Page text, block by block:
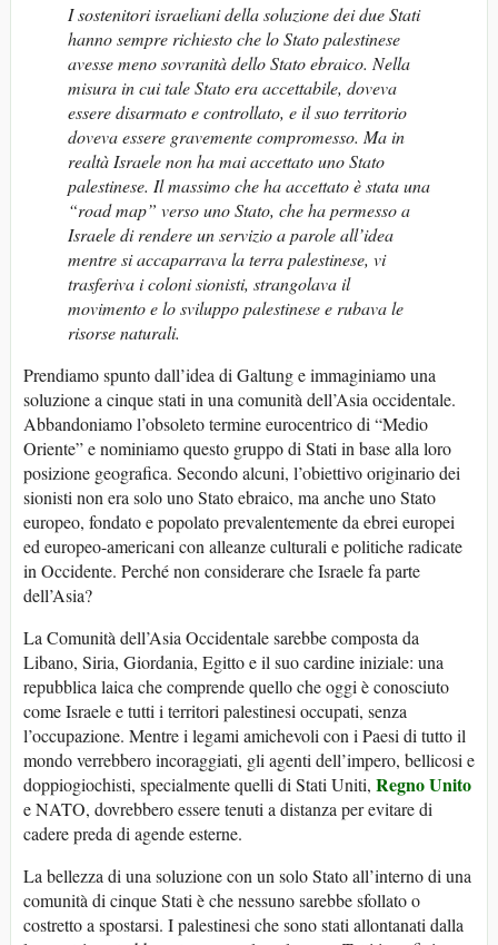
I sostenitori israeliani della soluzione dei due Stati
hanno sempre richiesto che lo Stato palestinese
avesse meno sovranità dello Stato ebraico. Nella
misura in cui tale Stato era accettabile, doveva
essere disarmato e controllato, e il suo territorio
doveva essere gravemente compromesso. Ma in
realtà Israele non ha mai accettato uno Stato
palestinese. Il massimo che ha accettato è stata una
“road map” verso uno Stato, che ha permesso a
Israele di rendere un servizio a parole all’idea
mentre si accaparrava la terra palestinese, vi
trasferiva i coloni sionisti, strangolava il
movimento e lo sviluppo palestinese e rubava le
risorse naturali.
Prendiamo spunto dall’idea di Galtung e immaginiamo una
soluzione a cinque stati in una comunità dell’Asia occidentale.
Abbandoniamo l’obsoleto termine eurocentrico di “Medio
Oriente” e nominiamo questo gruppo di Stati in base alla loro
posizione geografica. Secondo alcuni, l’obiettivo originario dei
sionisti non era solo uno Stato ebraico, ma anche uno Stato
europeo, fondato e popolato prevalentemente da ebrei europei
ed europeo-americani con alleanze culturali e politiche radicate
in Occidente. Perché non considerare che Israele fa parte
dell’Asia?
La Comunità dell’Asia Occidentale sarebbe composta da
Libano, Siria, Giordania, Egitto e il suo cardine iniziale: una
repubblica laica che comprende quello che oggi è conosciuto
come Israele e tutti i territori palestinesi occupati, senza
l’occupazione. Mentre i legami amichevoli con i Paesi di tutto il
mondo verrebbero incoraggiati, gli agenti dell’impero, bellicosi e
doppiogiochisti, specialmente quelli di Stati Uniti, Regno Unito
e NATO, dovrebbero essere tenuti a distanza per evitare di
cadere preda di agende esterne.
La bellezza di una soluzione con un solo Stato all’interno di una
comunità di cinque Stati è che nessuno sarebbe sfollato o
costretto a spostarsi. I palestinesi che sono stati allontanati dalla